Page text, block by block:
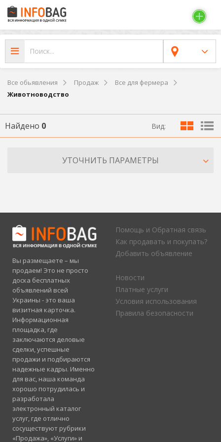
Все обьявления Продаж
Все для фермера
Животноводство
Найдено 0 Вид:
УТОЧНИТЬ ПАРАМЕТРЫ
Вы размещаете – мы
продаем! Это не просто
доска бесплатных
объявлений всей
Украины - это ваша
визитная карточка.
Информационная
площадка, где
заключаются деловые
сделки, успешные
продажи и подбираются
надежные кадры. Именно
для вас, наша команда
хорошо потрудилась и
разработала
электронный каталог
услуг, где отлично
сосуществуют рубрики
«Продажа», «Услуги» и
Помощь и Обратная связь
Как продавать и покупать?
Добавить объявление
Новости
Платные услуги
Условия использования
Правила безопасности